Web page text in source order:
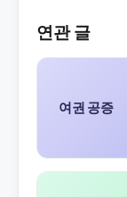
연관 글
여권 공증